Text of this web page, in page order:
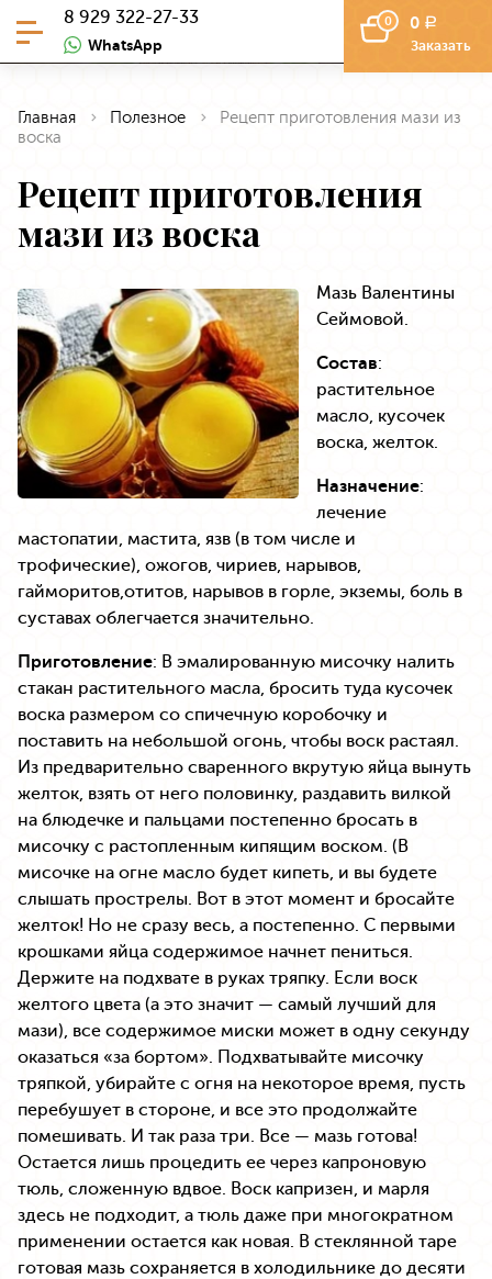
8 929 322-27-33
WhatsApp
0 0 a
Заказать
Главная Полезное
Рецепт приготовления мази из
воска
Рецепт приготовления
мази из воска
Мазь Валентины
Сеймовой.
Cостав:
растительное
масло, кусочек
воска, желток.
Назначение:
лечение
мастопатии, мастита, язв (в том числе и
трофические), ожогов, чириев, нарывов,
гайморитов,отитов, нарывов в горле, экземы, боль в
суставах облегчается значительно.
Приготовление: В эмалированную мисочку налить
стакан растительного масла, бросить туда кусочек
воска размером со спичечную коробочку и
поставить на небольшой огонь, чтобы воск растаял.
Из предварительно сваренного вкрутую яйца вынуть
желток, взять от него половинку, раздавить вилкой
на блюдечке и пальцами постепенно бросать в
мисочку с растопленным кипящим воском. (В
мисочке на огне масло будет кипеть, и вы будете
слышать прострелы. Вот в этот момент и бросайте
желток! Но не сразу весь, а постепенно. С первыми
крошками яйца содержимое начнет пениться.
Держите на подхвате в руках тряпку. Если воск
желтого цвета (а это значит — самый лучший для
мази), все содержимое миски может в одну секунду
оказаться «за бортом». Подхватывайте мисочку
тряпкой, убирайте с огня на некоторое время, пусть
перебушует в стороне, и все это продолжайте
помешивать. И так раза три. Все — мазь готова!
Остается лишь процедить ее через капроновую
тюль, сложенную вдвое. Воск капризен, и марля
здесь не подходит, а тюль даже при многократном
применении остается как новая. В стеклянной таре
готовая мазь сохраняется в холодильнике до десяти